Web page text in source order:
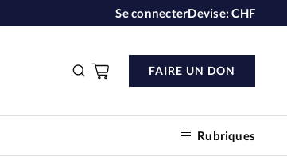
Se connecterDevise:CHF
Rubriques
FAIRE UN DON